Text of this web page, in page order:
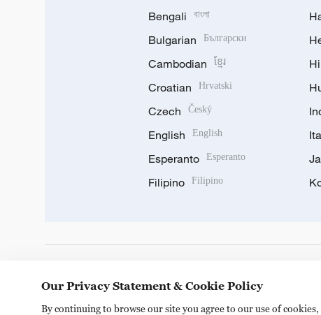
Bengali বাংলা
Bulgarian Български
Cambodian ខ្មែរ
Croatian Hrvatski
Czech Český
English English
Esperanto Esperanto
Filipino Filipino
Our Privacy Statement & Cookie Policy
By continuing to browse our site you agree to our use of